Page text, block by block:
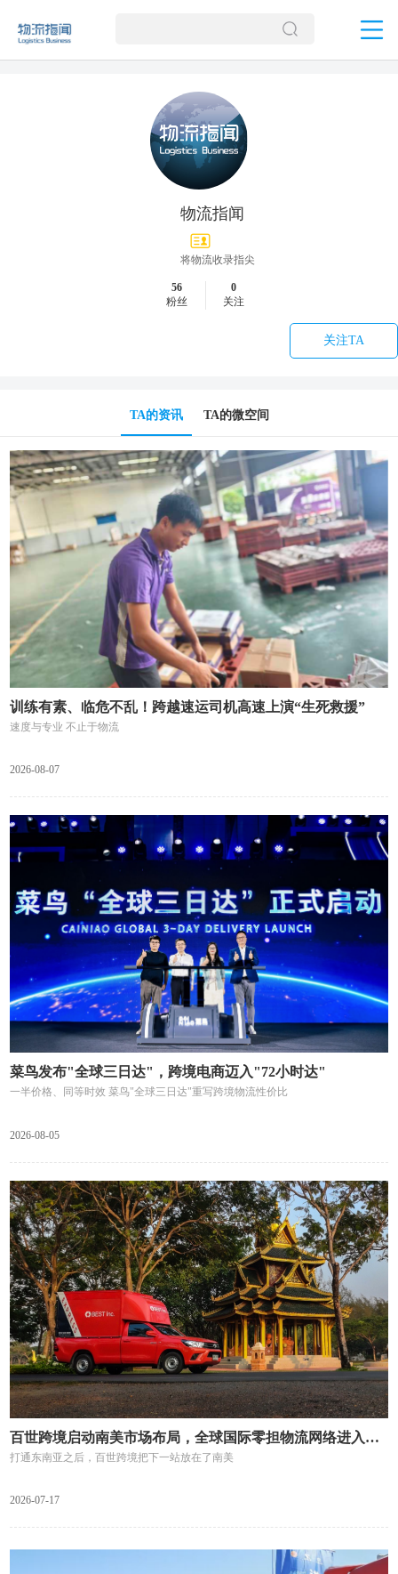
物流指闻
将物流收录指尖
56
粉丝
0
关注
关注TA
TA的资讯 TA的微空间
训练有素、临危不乱！跨越速运司机高速上演“生死救援”
速度与专业 不止于物流
2026-08-07
菜鸟发布"全球三日达"，跨境电商迈入"72小时达"
一半价格、同等时效 菜鸟"全球三日达"重写跨境物流性价比
2026-08-05
百世跨境启动南美市场布局，全球国际零担物流网络进入第二阶段
打通东南亚之后，百世跨境把下一站放在了南美
2026-07-17